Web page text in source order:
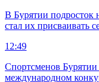
В Бурятии подросток
стал их присваивать
12:49
Спортсменов
международном